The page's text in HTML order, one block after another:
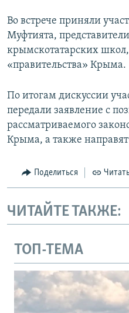
Во встрече приняли
Муфтията,
крымскотатарских школ,
«правительства» Крыма.
По итогам дискуссии
передали заявление с
рассматриваемого
Крыма, а также
Поделиться
ЧИТАЙТЕ ТАКЖЕ:
ТОП-ТЕМА